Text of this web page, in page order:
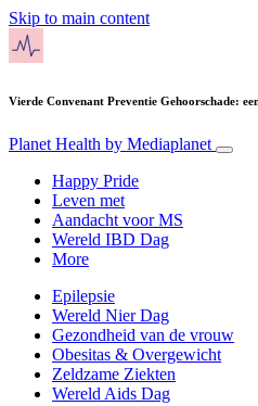
Skip to main content
Vierde Convenant Preventie Gehoorschade:
Planet Health by Mediaplanet
Happy Pride
Leven met
Aandacht voor MS
Wereld IBD Dag
More
Epilepsie
Wereld Nier Dag
Gezondheid van de vrouw
Obesitas & Overgewicht
Zeldzame Ziekten
Wereld Aids Dag